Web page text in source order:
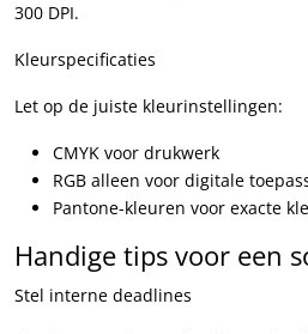
300 DPI.
Kleurspecificaties
Let op de juiste kleurinstellingen:
CMYK voor drukwerk
RGB alleen voor digitale
Pantone-kleuren voor exacte
Handige tips voor een
Stel interne deadlines